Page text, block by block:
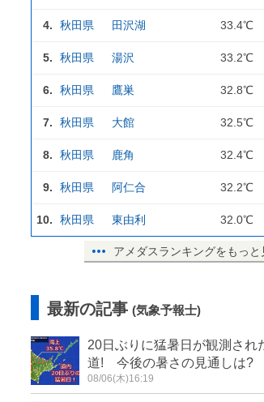
4. 秋田県 田沢湖 33.4℃
5. 秋田県 湯沢 33.2℃
6. 秋田県 鷹巣 32.8℃
7. 秋田県 大館 32.5℃
8. 秋田県 鹿角 32.4℃
9. 秋田県 阿仁合 32.2℃
10. 秋田県 東由利 32.0℃
アメダスランキングをもっと
最新の記事 (気象予報士)
20日ぶりに猛暑日が観測され
道! 今後の暑さの見通しは?
08/06(木)16:19